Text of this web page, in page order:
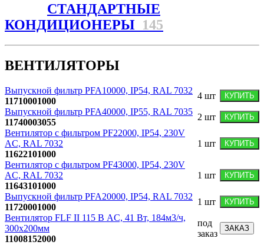
СТАНДАРТНЫЕ
КОНДИЦИОНЕРЫ 145
ВЕНТИЛЯТОРЫ
Выпускной фильтр PFA10000, IP54, RAL 7032
11710001000
4 шт КУПИТЬ
Выпускной фильтр PFA40000, IP55, RAL 7035
11740003055
2 шт КУПИТЬ
Вентилятор с фильтром PF22000, IP54, 230V
AC, RAL 7032
11622101000
1 шт КУПИТЬ
Вентилятор с фильтром PF43000, IP54, 230V
AC, RAL 7032
11643101000
1 шт КУПИТЬ
Выпускной фильтр PFA20000, IP54, RAL 7032
11720001000
1 шт КУПИТЬ
Вентилятор FLF II 115 В АC, 41 Вт, 184м3/ч,
300х200мм
11008152000
под
заказ
ЗАКАЗ